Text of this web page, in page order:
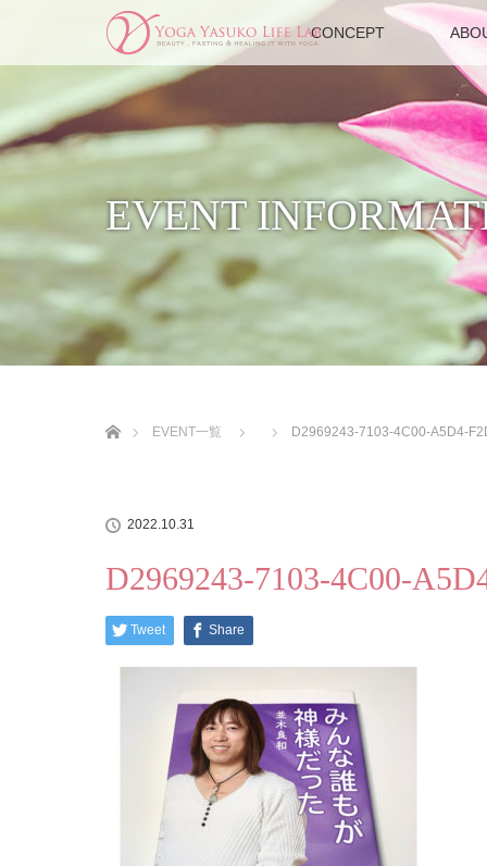
CONCEPT
EVENT
EVENT一覧
D2969243-7103-4C00-A5D4-
2022.10.31
D2969243-7103-4C00-
Tweet Share